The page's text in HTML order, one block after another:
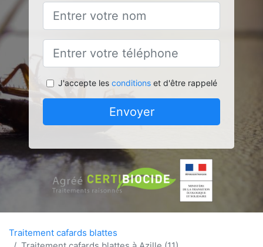
J'accepte les conditionset d'être rappelé
Envoyer
Traitement cafards blattes